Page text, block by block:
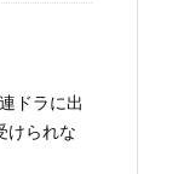
ドラに出
けられな